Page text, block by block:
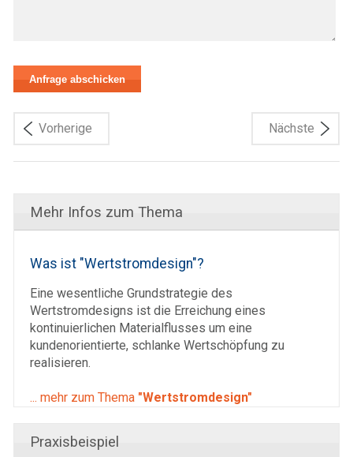
Vorherige Nächste
Mehr Infos zum Thema
Was ist "Wertstromdesign"?
Eine wesentliche Grundstrategie des
Wertstromdesigns ist die Erreichung eines
kontinuierlichen Materialflusses um eine
kundenorientierte, schlanke Wertschöpfung zu
realisieren.
... mehr zum Thema "Wertstromdesign"
Praxisbeispiel